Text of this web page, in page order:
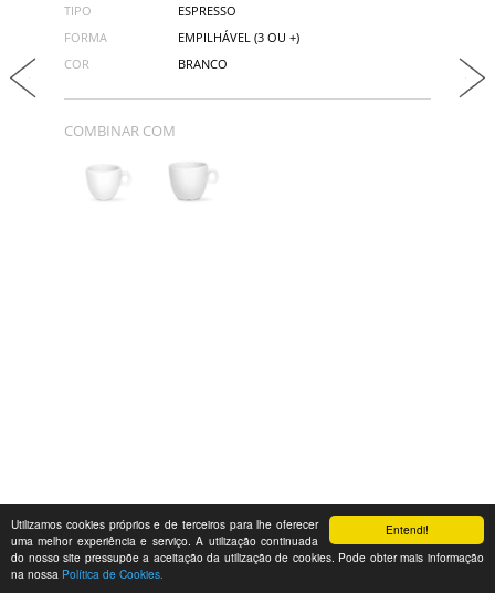
Entendi!
Utilizamos cookies próprios e de terceiros para lhe oferecer
uma melhor experiência e serviço. A utilização continuada
do nosso site pressupõe a aceitação da utilização de cookies. Pode obter mais informação
na nossa Política de Cookies.
TIPO
ESPRESSO
FORMA
EMPILHÁVEL (3 OU +)
COR
BRANCO
COMBINAR COM